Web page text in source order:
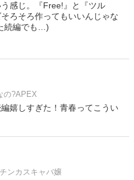
感じ。『Free!』と『ツル
ろそろ作ってもいいんじゃな
続編でも…)
の?APEX
嬉しすぎた！青春ってこうい
ンカスキャバ嬢